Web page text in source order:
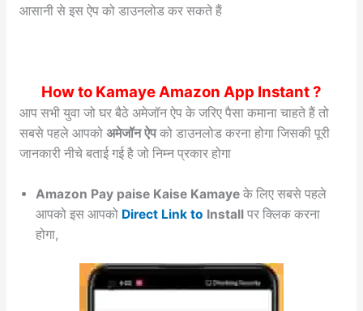
आसानी से इस ऐप को डाउनलोड कर सकते हैं
How to Kamaye Amazon App Instant ?
आप सभी युवा जो घर बैठे अमेजॉन ऐप के जरिए पैसा कमाना चाहते हैं तो
सबसे पहले आपको अमेजॉन ऐपको डाउनलोड करना होगा जिसकी पूरी
जानकारी नीचे बताई गई है जो निम्न प्रकार होगा
Amazon Pay paise Kaise Kamaye के लिए सबसे पहले
आपको इस आपकोDirect Link to Install पर क्लिक करना
होगा,